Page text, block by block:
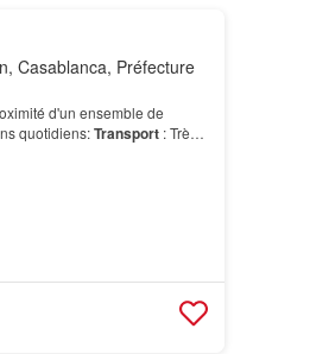
Casablanca, Préfecture
d'un ensemble de
quotidiens:Transport: Très